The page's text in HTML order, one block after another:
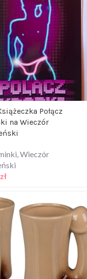
Połącz
na Wieczór
,Wieczór
zł